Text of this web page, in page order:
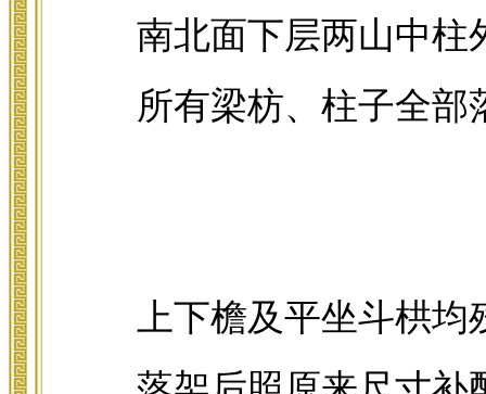
南北面下层两山中柱
所有梁枋、柱子全
上下檐及平坐斗栱